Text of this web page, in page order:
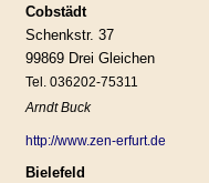
Cobstädt
Schenkstr. 37
99869 Drei Gleichen
Tel. 036202-75311
Arndt Buck
http://www.zen-erfurt.de
Bielefeld